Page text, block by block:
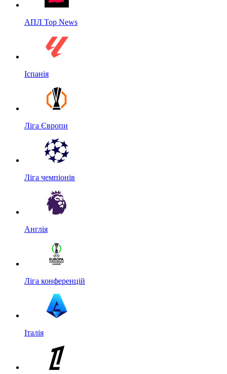
АПЛ Top News
Іспанія
Ліга Європи
Ліга чемпіонів
Англія
Ліга конференцій
Італія